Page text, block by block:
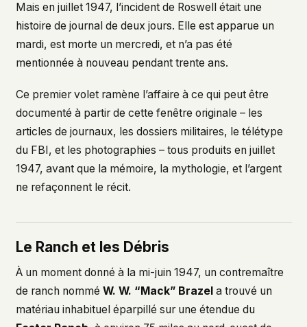
We won't judge – we'd do the same.
This isn't a privacy policy written by lawyers to
you. If we ever add analytics, tracking, or third-
should stop trusting us.
Mais en juillet 1947, l’incident de Roswell était une
histoire de journal de deux jours. Elle est apparue un
mardi, est morte un mercredi, et n’a pas été
mentionnée à nouveau pendant trente ans.
Ce premier volet ramène l’affaire à ce qui peut être
documenté à partir de cette fenêtre originale – les
articles de journaux, les dossiers militaires, le télétype
du FBI, et les photographies – tous produits en juillet
1947, avant que la mémoire, la mythologie, et l’argent
ne refaçonnent le récit.
Le Ranch et les Débris
À un moment donné à la mi-juin 1947, un contremaître
de ranch nommé W. W. “Mack” Brazela trouvé un
matériau inhabituel éparpillé sur une étendue du